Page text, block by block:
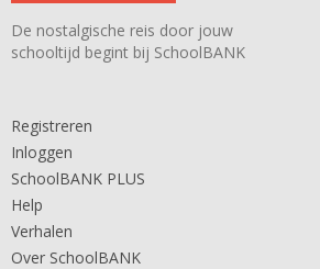
De nostalgische reis door jouw
schooltijd begint bij SchoolBANK
Registreren
Inloggen
SchoolBANK PLUS
Help
Verhalen
Over SchoolBANK